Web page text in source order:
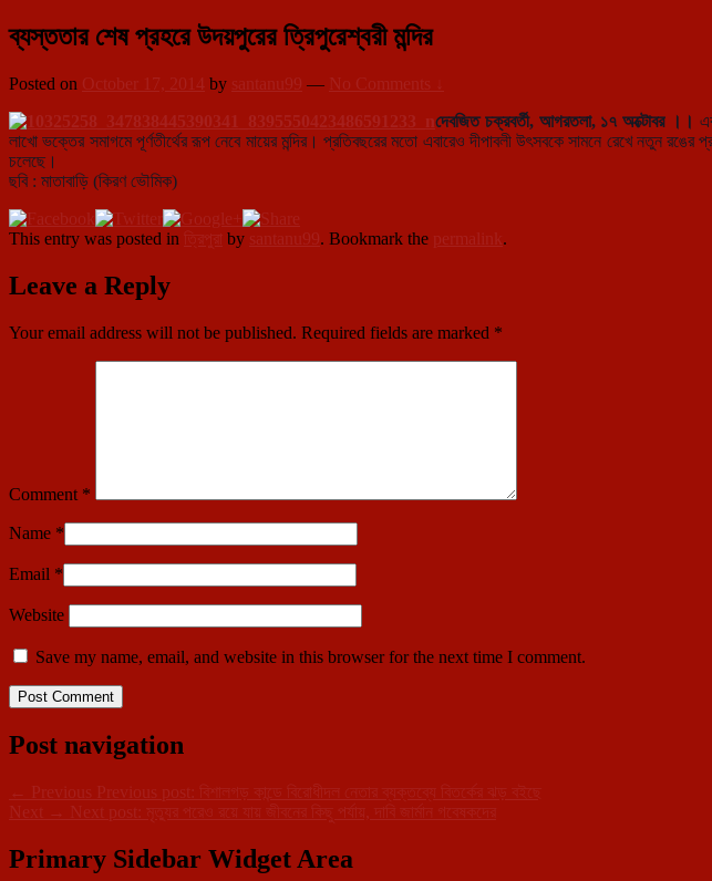
ব্যস্ততার শেষ প্রহরে উদয়পুরের ত্রিপুরেশ্বরী মন্দির
Posted on October 17, 2014 by santanu99 — No Comments ↓
দেবজিত চক্রবর্তী, আগরতলা, ১৭ অক্টোবর ।।
লাখো ভক্তের সমাগমে পূর্ণতীর্থের রূপ নেবে মায়ের মন্দির। প্রতিবছরের মতো এবারেও দীপাবলী উৎসবকে সামনে রেখে নতুন রঙের
চলেছে।
ছবি : মাতাবাড়ি (কিরণ ভৌমিক)
This entry was posted in ত্রিপুরা by santanu99. Bookmark the permalink.
Leave a Reply
Your email address will not be published. Required fields are marked *
Comment *
Name *
Email *
Website
Save my name, email, and website in this browser for the next time I comment.
Post navigation
← Previous Previous post:
বিশালগড় কান্ডে বিরোধীদল নেতার ব্যক্তব্যে বিতর্কের ঝড় বইছে
Next → Next post: মৃত্যুর পরেও রয়ে যায় জীবনের কিছু পর্যায়, দাবি জার্মান গবেষকদের
Primary Sidebar Widget Area